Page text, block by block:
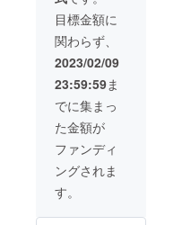
書のお届けは11
月～12月頃にな
ります。 ★看板
（サイン）の設
置は5月頃を予定
しています。 ★
望の方は、必ず
備考欄にご希望
入ください。希
望されない場合
要」と備考欄に
定です） ・心の
こもったお礼
メール ・寄附金
受領書 ・桜をラ
際の動画 上記を
お届けいたしま
す。 ★桜の草木
染めハンカチに
ついては、絵柄
ません。予めご
了承ください。
★看板（サイ
ン）への表記
目標金額に
関わらず、
2023/02/09
23:59:59ま
でに集まっ
た金額が
ファンディ
ングされま
す。